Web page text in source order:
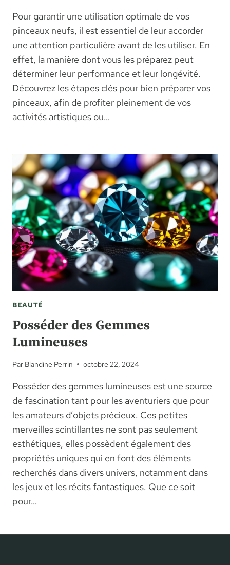
Pour garantir une utilisation optimale de vos
pinceaux neufs, il est essentiel de leur accorder
une attention particulière avant de les utiliser. En
effet, la manière dont vous les préparez peut
déterminer leur performance et leur longévité.
Découvrez les étapes clés pour bien préparer vos
pinceaux, afin de profiter pleinement de vos
activités artistiques ou…
BEAUTÉ
Posséder des Gemmes
Lumineuses
Par Blandine Perrin octobre 22, 2024
Posséder des gemmes lumineuses est une source
de fascination tant pour les aventuriers que pour
les amateurs d’objets précieux. Ces petites
merveilles scintillantes ne sont pas seulement
esthétiques, elles possèdent également des
propriétés uniques qui en font des éléments
recherchés dans divers univers, notamment dans
les jeux et les récits fantastiques. Que ce soit
pour…